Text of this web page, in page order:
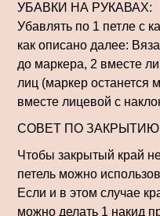
УБАВКИ НА РУКАВАХ:
Убавлять по 1 петле с
как описано далее:
до маркера, 2 вместе
лиц (маркер останется
вместе лицевой с
СОВЕТ ПО ЗАКРЫТИЮ
Чтобы закрытый край
петель можно
Если и в этом случае
можно делать 1 накид